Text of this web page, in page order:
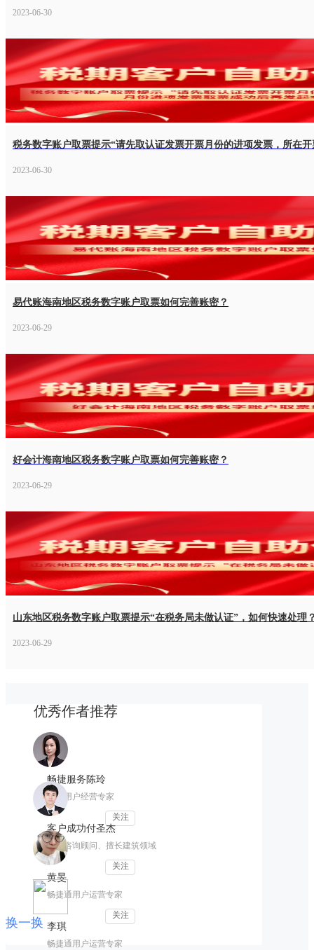
2023-06-30
2023-06-30
易代账海南地区税务数字账户取票如何完善账密？
2023-06-29
好会计海南地区税务数字账户取票如何完善账密？
2023-06-29
山东地区税务数字账户取票提示“在税务局未做认证”，如何快速处理
2023-06-29
优秀作者推荐
畅捷服务陈玲
资深用户经营专家
关注
客户成功付圣杰
财税咨询顾问、擅长建筑领域
关注
黄旻
畅捷通用户运营专家
关注
李琪
畅捷通用户运营专家
换一换